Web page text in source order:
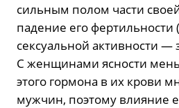
сильным полом части
падение его фертильности
сексуальной активности
С женщинами ясности
этого гормона в их крови
мужчин, поэтому влияние